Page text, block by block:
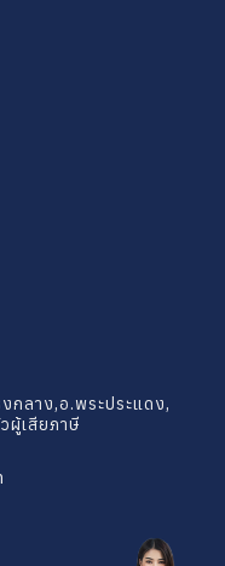
กลาง,อ.พระประแดง,
ผู้เสียภาษี